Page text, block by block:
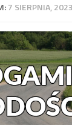
7 SIERPNIA, 2023